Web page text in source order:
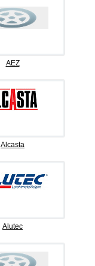
AEZ
Alcasta
Alutec